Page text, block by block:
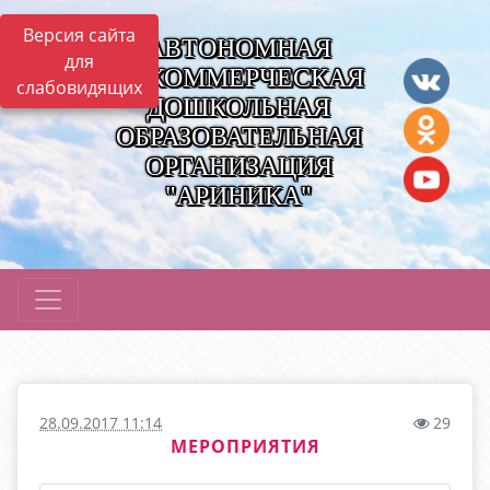
Версия сайта
для
слабовидящих
АВТОНОМНАЯ
НЕКОММЕРЧЕСКАЯ
ДОШКОЛЬНАЯ
ОБРАЗОВАТЕЛЬНАЯ
ОРГАНИЗАЦИЯ
"АРИНИКА"
28.09.2017 11:14 29
МЕРОПРИЯТИЯ